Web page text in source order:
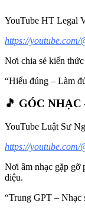
YouTube HT Legal
https://youtube.com/
Nơi chia sẻ kiến
“Hiểu đúng – Làm
🎵 GÓC
YouTube Luật Sư
https://youtube.com/
Nơi âm nhạc gặp gỡ
điệu.
“Trung GPT – Nhạc